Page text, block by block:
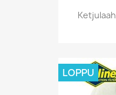
LOPPU